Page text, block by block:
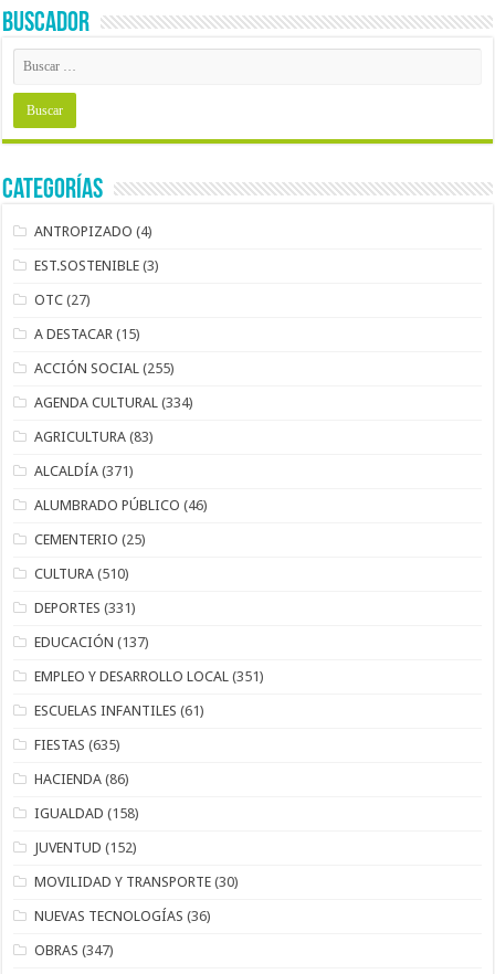
BUSCADOR
Categorías
ANTROPIZADO (4)
EST.SOSTENIBLE (3)
OTC (27)
A DESTACAR (15)
ACCIÓN SOCIAL (255)
AGENDA CULTURAL (334)
AGRICULTURA (83)
ALCALDÍA (371)
ALUMBRADO PÚBLICO (46)
CEMENTERIO (25)
CULTURA (510)
DEPORTES (331)
EDUCACIÓN (137)
EMPLEO Y DESARROLLO LOCAL (351)
ESCUELAS INFANTILES (61)
FIESTAS (635)
HACIENDA (86)
IGUALDAD (158)
JUVENTUD (152)
MOVILIDAD Y TRANSPORTE (30)
NUEVAS TECNOLOGÍAS (36)
OBRAS (347)